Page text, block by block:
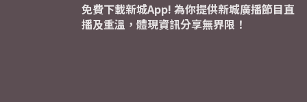
免費下載新城App! 為你提供新城廣播節目直
播及重溫，體現資訊分享無界限！